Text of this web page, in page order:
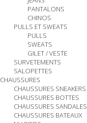
PANTALONS
CHINOS
PULLS ET SWEATS
PULLS
SWEATS
GILET / VESTE
SURVETEMENTS
SALOPETTES
CHAUSSURES
CHAUSSURES SNEAKERS
CHAUSSURES BOTTES
CHAUSSURES SANDALES
CHAUSSURES BATEAUX